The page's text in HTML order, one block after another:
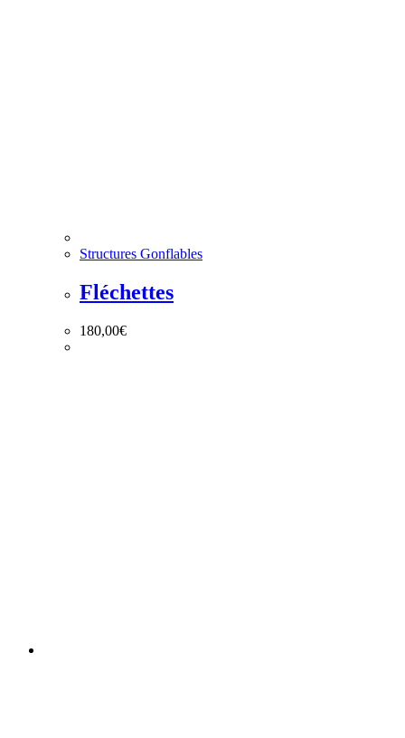
Structures Gonflables
Fléchettes
180,00€